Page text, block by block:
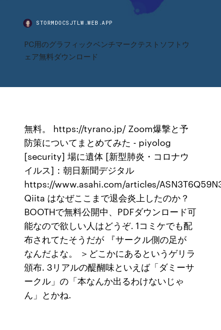
STORMDOCSJTLW.WEB.APP
PC用のグラフィックベンチマークテストソフトウ
ェア無料ダウンロード
無料。 https://tyrano.jp/ Zoom爆撃と予
防策についてまとめてみた - piyolog
[security] 場に遺体 [新型肺炎・コロナウ
イルス]：朝日新聞デジタル
https://www.asahi.com/articles/
Qiita はなぜここまで退会炎上したのか？
BOOTHで無料公開中、PDFダウンロード可
能なので欲しい人はどうぞ. 1コミケでも配
布されてたそうだが 『サークル側の足が
なんだよな。 ＞どこかにあるというゲリラ
頒布. 3リアルの醍醐味といえば「ダミーサ
ークル」の「本なんか出るわけないじゃ
ん」とかね.